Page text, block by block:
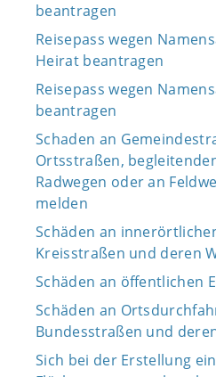
beantragen
Reisepass wegen
Heirat beantragen
Reisepass wegen
beantragen
Schaden an
Ortsstraßen,
Radwegen oder an
melden
Schäden an
Kreisstraßen und deren
Schäden an öffentlichen
Schäden an
Bundesstraßen und
Sich bei der Erstellung